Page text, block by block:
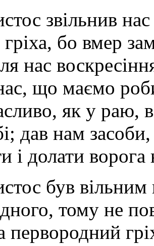
звільнив
бо вмер
нас
що маємо
як у раю,
дав нам
і долати
був вільним
тому не
первородний